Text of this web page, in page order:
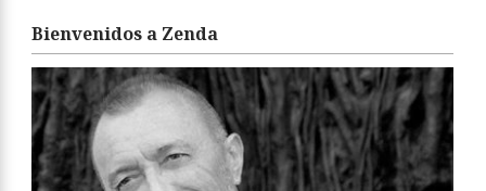
Bienvenidos a Zenda